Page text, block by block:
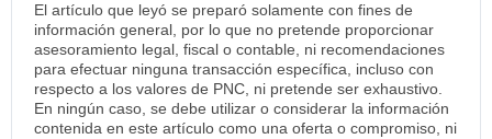
El artículo que leyó se preparó solamente con fines de
información general, por lo que no pretende proporcionar
asesoramiento legal, fiscal o contable, ni recomendaciones
para efectuar ninguna transacción específica, incluso con
respecto a los valores de PNC, ni pretende ser exhaustivo.
En ningún caso, se debe utilizar o considerar la información
contenida en este artículo como una oferta o compromiso, ni